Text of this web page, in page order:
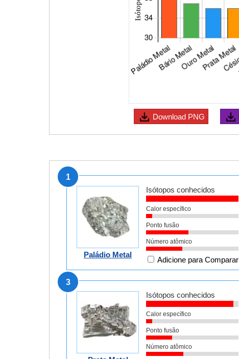
Download PNG
1
Paládio Metal
Isótopos conhecidos
Calor específico
Ponto fusão
Número atômico
Adicione para Comparar
3
Isótopos conhecidos
Calor específico
Ponto fusão
Número atômico